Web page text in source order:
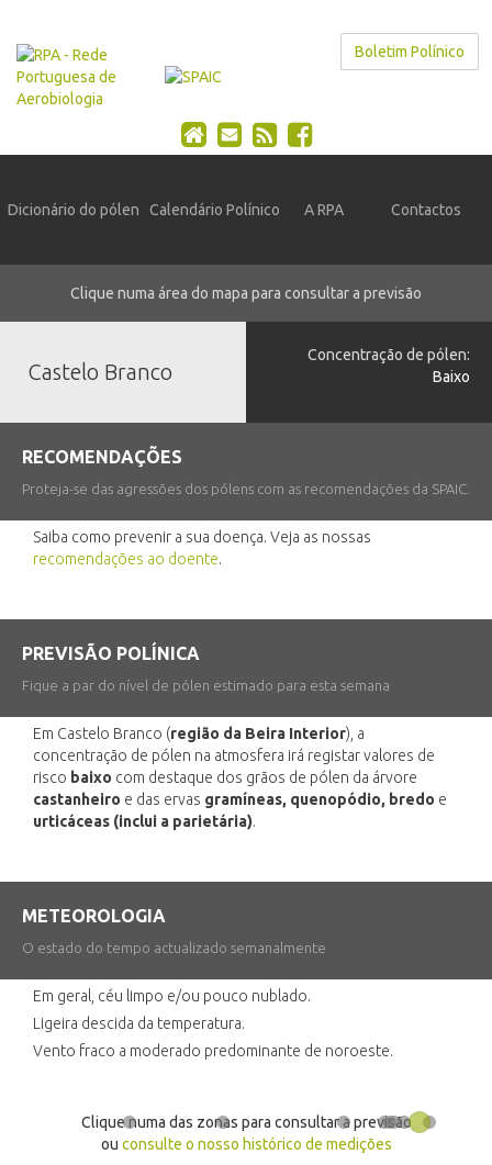
Boletim Polínico
Dicionário do pólen Calendário Polínico A RPA Contactos
Clique numa área do mapa para consultar a previsão
Castelo Branco
Concentração de pólen:
Baixo
RECOMENDAÇÕES
Proteja-se das agressões dos pólens com as recomendações da SPAIC.
Saiba como prevenir a sua doença. Veja as nossas
recomendações ao doente.
PREVISÃO POLÍNICA
Fique a par do nível de pólen estimado para esta semana
Em Castelo Branco (região da Beira Interior), a
concentração de pólen na atmosfera irá registar valores de
risco baixo com destaque dos grãos de pólen da árvore
castanheiro e das ervas gramíneas, quenopódio, bredo e
urticáceas (inclui a parietária).
METEOROLOGIA
O estado do tempo actualizado semanalmente
Em geral, céu limpo e/ou pouco nublado.
Ligeira descida da temperatura.
Vento fraco a moderado predominante de noroeste.
Clique numa das zonas para consultar a previsão
ou consulte o nosso histórico de medições